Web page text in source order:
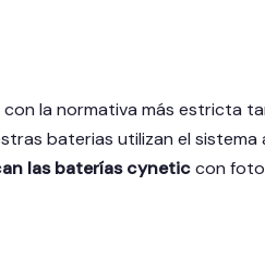
la normativa más estricta
baterias utilizan el sistema
las baterías cyneticcon